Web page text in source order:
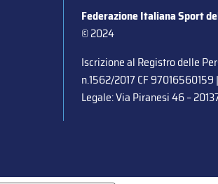
Federazione Italiana Sport
© 2024
Iscrizione al Registro delle
n.1562/2017 CF
Legale: Via Piranesi 46 –